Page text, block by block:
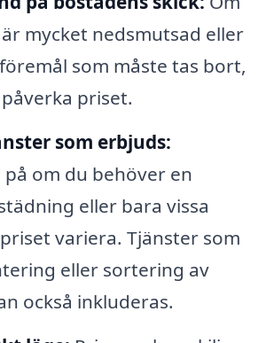
mycket nedsmutsad eller
som måste tas bort,
priset.
som erbjuds:
om du behöver en
eller bara vissa
variera. Tjänster som
eller sortering av
också inkluderas.